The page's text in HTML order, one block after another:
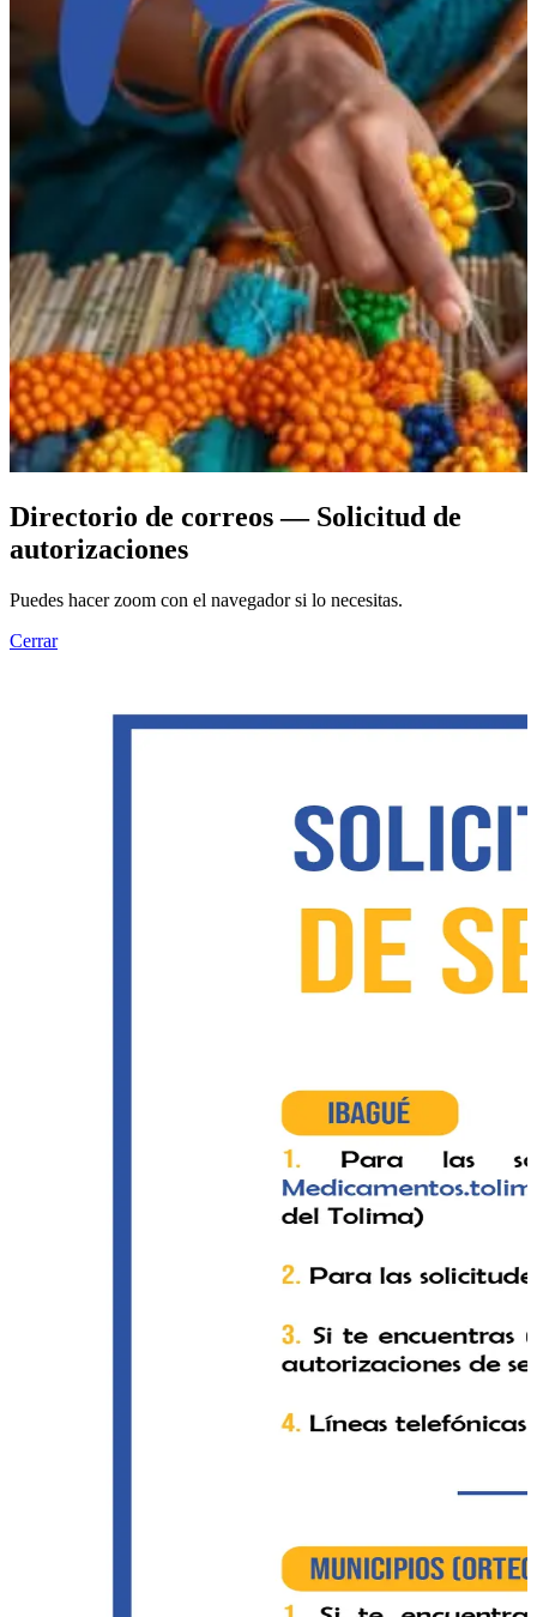
Directorio de correos — Solicitud de
autorizaciones
Puedes hacer zoom con el navegador si lo necesitas.
Cerrar